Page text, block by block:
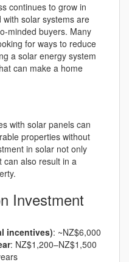
continues to grow in
solar systems are
minded buyers. Many
for ways to reduce
a solar energy system
can make a home
with solar panels can
properties without
in solar not only
can also result in a
Investment
incentives): ~NZ$6,000
: NZ$1,200–NZ$1,500